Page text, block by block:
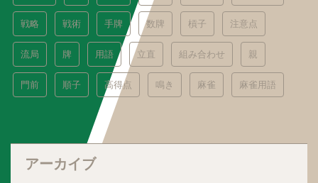
戦略 戦術 手牌 数牌 槓子 注意点
流局 牌 用語 立直 組み合わせ 親
門前 順子 高得点 鳴き 麻雀 麻雀用語
アーカイブ